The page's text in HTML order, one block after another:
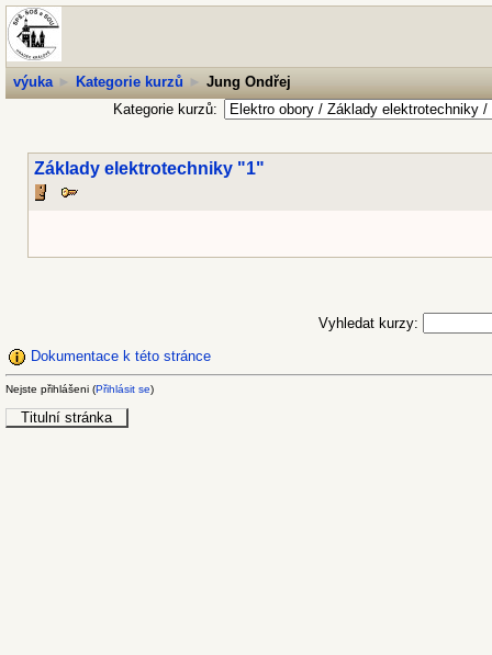
výuka ► Kategorie kurzů ► Jung Ondřej
Kategorie kurzů:
Základy elektrotechniky "1"
Vyhledat kurzy:
Dokumentace k této stránce
Nejste přihlášeni (Přihlásit se)
Titulní stránka